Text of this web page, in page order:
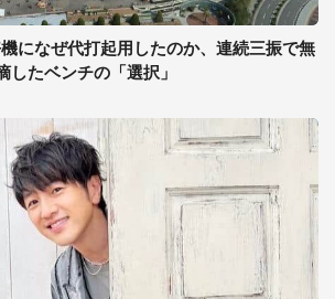
機になぜ代打起用したのか、連続三振で無
したベンチの「選択」